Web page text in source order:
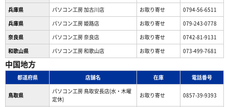
兵庫県
パソコン工房 加古川店 お取り寄せ
0794-56-6511
兵庫県
パソコン工房 姫路店 お取り寄せ
079-243-0778
奈良県
パソコン工房 奈良店 お取り寄せ
0742-81-9131
和歌山県
パソコン工房 和歌山店 お取り寄せ 073-499-7681
中国地方
都道府県 店舗名 在庫 電話番号
鳥取県
パソコン工房 鳥取安長店(水・木曜
定休)
お取り寄せ 0857-39-9393